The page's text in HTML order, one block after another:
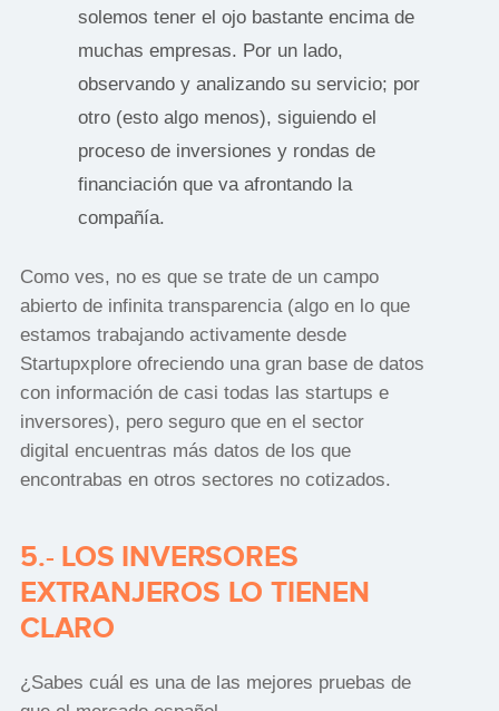
solemos tener el ojo bastante encima de
muchas empresas. Por un lado,
observando y analizando su servicio; por
otro (esto algo menos), siguiendo el
proceso de inversiones y rondas de
financiación que va afrontando la
compañía.
Como ves, no es que se trate de un campo
abierto de infinita transparencia (algo en lo que
estamos trabajando activamente desde
Startupxplore ofreciendo una gran base de datos
con información de casi todas las startups e
inversores), pero seguro que en el sector
digital encuentras más datos de los que
encontrabas en otros sectores no cotizados.
5.- LOS INVERSORES
EXTRANJEROS LO TIENEN
CLARO
¿Sabes cuál es una de las mejores pruebas de